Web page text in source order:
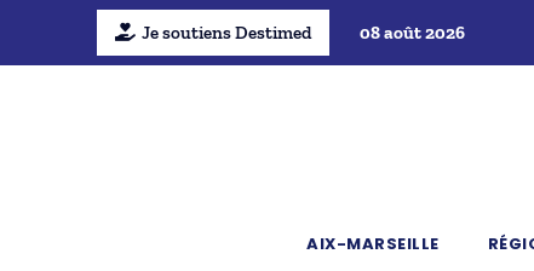
Je soutiens Destimed 08 août 2026
AIX-MARSEILLE